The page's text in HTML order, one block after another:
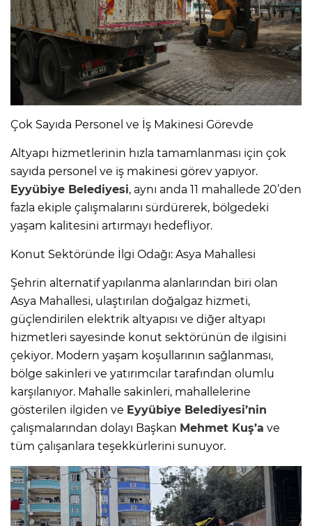
Çok Sayıda Personel ve İş Makinesi Görevde
Altyapı hizmetlerinin hızla tamamlanması için çok
sayıda personel ve iş makinesi görev yapıyor.
Eyyübiye Belediyesi, aynı anda 11 mahallede 20’den
fazla ekiple çalışmalarını sürdürerek, bölgedeki
yaşam kalitesini artırmayı hedefliyor.
Konut Sektöründe İlgi Odağı: Asya Mahallesi
Şehrin alternatif yapılanma alanlarından biri olan
Asya Mahallesi, ulaştırılan doğalgaz hizmeti,
güçlendirilen elektrik altyapısı ve diğer altyapı
hizmetleri sayesinde konut sektörünün de ilgisini
çekiyor. Modern yaşam koşullarının sağlanması,
bölge sakinleri ve yatırımcılar tarafından olumlu
karşılanıyor. Mahalle sakinleri, mahallelerine
gösterilen ilgiden ve Eyyübiye Belediyesi’nin
çalışmalarından dolayı Başkan Mehmet Kuş’a ve
tüm çalışanlara teşekkürlerini sunuyor.